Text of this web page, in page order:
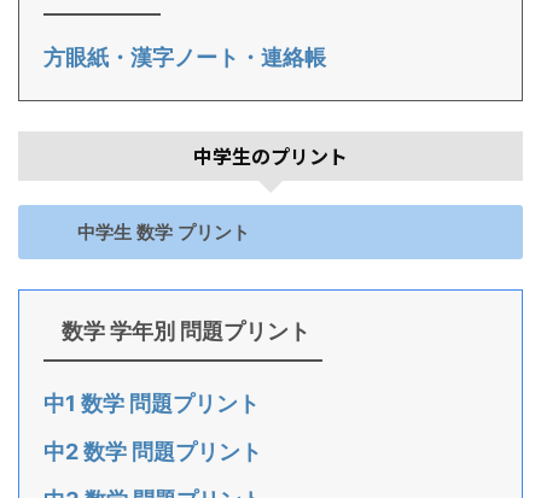
方眼紙・漢字ノート・連絡帳
中学生のプリント
中学生 数学 プリント
数学 学年別 問題プリント
中1 数学 問題プリント
中2 数学 問題プリント